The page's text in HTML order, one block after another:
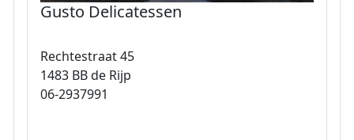
Gusto Delicatessen
Rechtestraat 45
1483 BB de Rijp
06-2937991